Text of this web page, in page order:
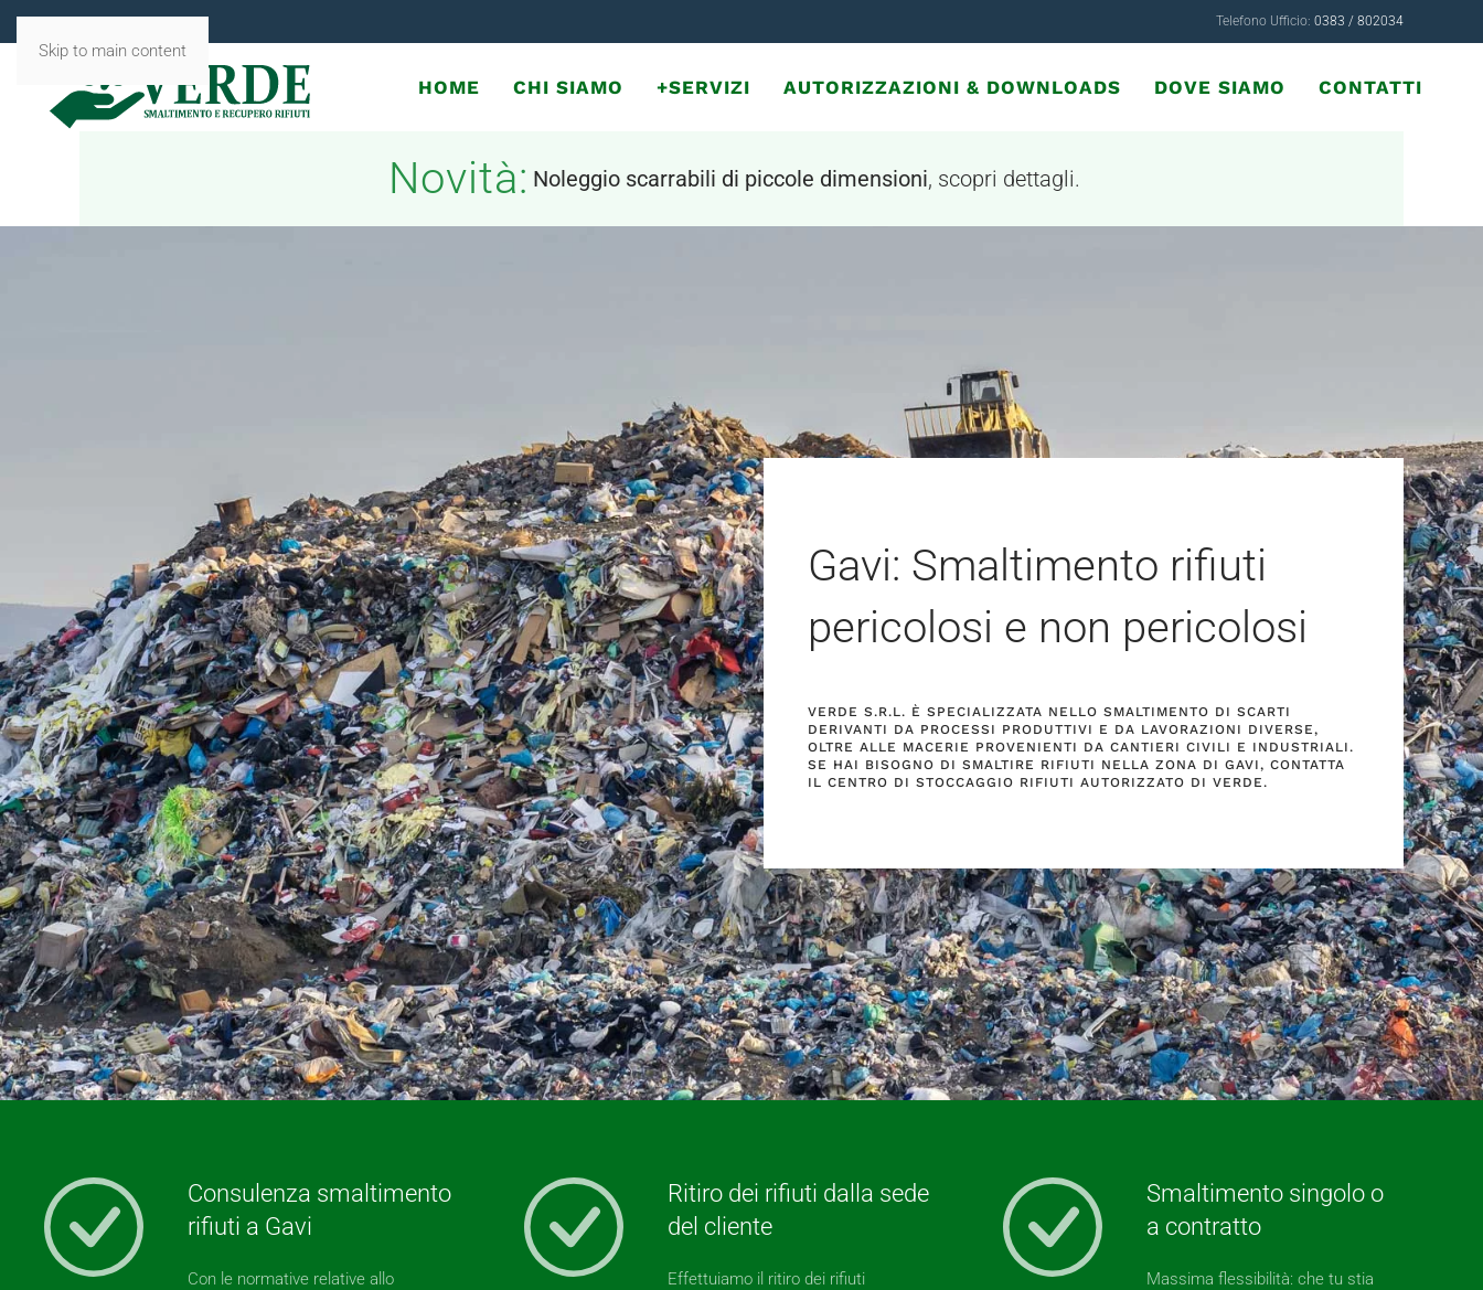
Skip to main content
Telefono Ufficio: 0383 / 802034
HOME CHI SIAMO +SERVIZI AUTORIZZAZIONI & DOWNLOADS DOVE SIAMO CONTATTI
Novità: Noleggio scarrabili di piccole dimensioni, scopri dettagli.
Gavi: Smaltimento rifiuti
pericolosi e non pericolosi
VERDE S.R.L. È SPECIALIZZATA NELLO SMALTIMENTO DI SCARTI
DERIVANTI DA PROCESSI PRODUTTIVI E DA LAVORAZIONI DIVERSE,
OLTRE ALLE MACERIE PROVENIENTI DA CANTIERI CIVILI E INDUSTRIALI.
SE HAI BISOGNO DI SMALTIRE RIFIUTI NELLA ZONA DI GAVI, CONTATTA
IL CENTRO DI STOCCAGGIO RIFIUTI AUTORIZZATO DI VERDE.
Consulenza smaltimento
rifiuti a Gavi
Con le normative relative allo
Ritiro dei rifiuti dalla sede
del cliente
Effettuiamo il ritiro dei rifiuti
Smaltimento singolo o
a contratto
Massima flessibilità: che tu stia